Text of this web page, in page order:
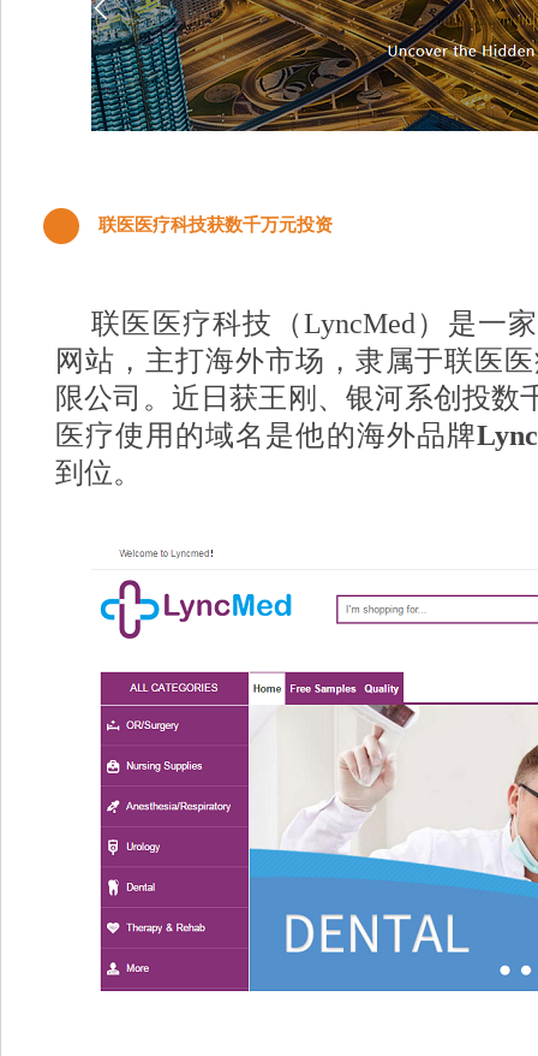
联医医疗科技获数千万元投资
联医医疗科技（LyncMed）是一
网站，主打海外市场，隶属于联医
限公司。 近日获王刚、银河系创投数
医疗使用的域名是他的海外品牌
到位。